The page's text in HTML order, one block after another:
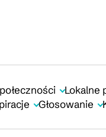
Lokalne
Głosowanie